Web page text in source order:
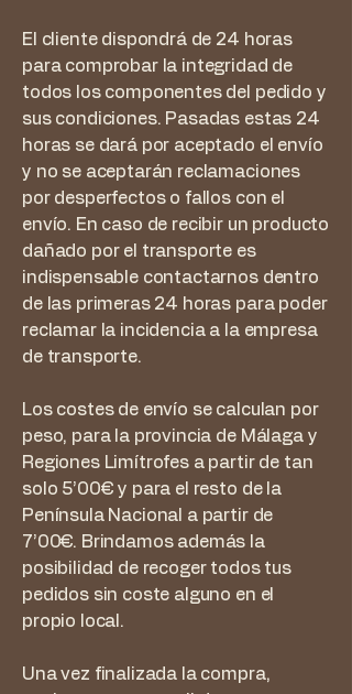
El cliente dispondrá de 24 horas
para comprobar la integridad de
todos los componentes del pedido y
sus condiciones. Pasadas estas 24
horas se dará por aceptado el envío
y no se aceptarán reclamaciones
por desperfectos o fallos con el
envío. En caso de recibir un producto
dañado por el transporte es
indispensable contactarnos dentro
de las primeras 24 horas para poder
reclamar la incidencia a la empresa
de transporte.
Los costes de envío se calculan por
peso, para la provincia de Málaga y
Regiones Limítrofes a partir de tan
solo 5’00€ y para el resto de la
Península Nacional a partir de
7’00€. Brindamos además la
posibilidad de recoger todos tus
pedidos sin coste alguno en el
propio local.
Una vez finalizada la compra,